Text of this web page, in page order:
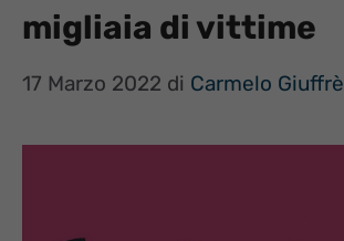
migliaia di vittime
17 Marzo 2022 di Carmelo Giuffrè